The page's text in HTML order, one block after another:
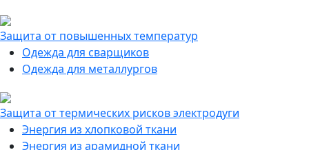
Защита от повышенных температур
Одежда для сварщиков
Одежда для металлургов
Защита от термических рисков электродуги
Энергия из хлопковой ткани
Энергия из арамидной ткани